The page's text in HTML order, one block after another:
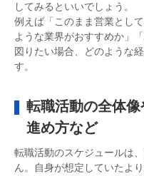
してみるといいでしょう。
例えば「このまま営業とし
ような業界がおすすめか」
図りたい場合、どのような
す。
転職活動の全体像
進め方など
転職活動のスケジュールは
ん。自身が想定していたよ